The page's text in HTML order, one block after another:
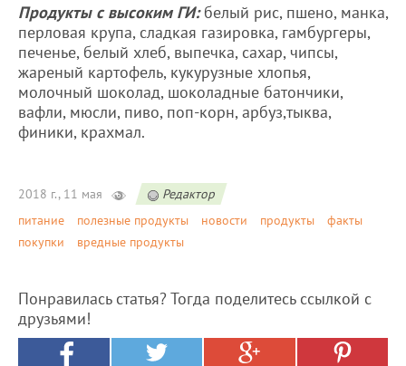
Продукты с высоким ГИ:белый рис, пшено, манка,
перловая крупа, сладкая газировка, гамбургеры,
печенье, белый хлеб, выпечка, сахар, чипсы,
жареный картофель, кукурузные хлопья,
молочный шоколад, шоколадные батончики,
вафли, мюсли, пиво, поп-корн, арбуз,тыква,
финики, крахмал.
2018 г., 11 мая
Редактор
питание
полезные продукты новости продукты
факты
покупки
вредные продукты
Понравилась статья? Тогда поделитесь ссылкой с
друзьями!